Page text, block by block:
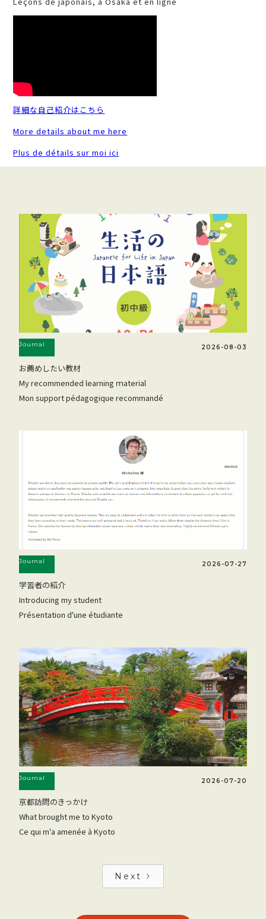
詳細な自己紹介はこちら
More details about me here
Plus de détails sur moi ici
Journal 2026-08-03
お薦めしたい教材
My recommended learning ｍaterial
Mon support pédagogique recommandé
Journal 2026-07-27
学習者の紹介
Introducing my student
Présentation d'une étudiante
Journal 2026-07-20
京都訪問のきっかけ
What brought me to Kyoto
Ce qui m'a amenée à Kyoto
Next